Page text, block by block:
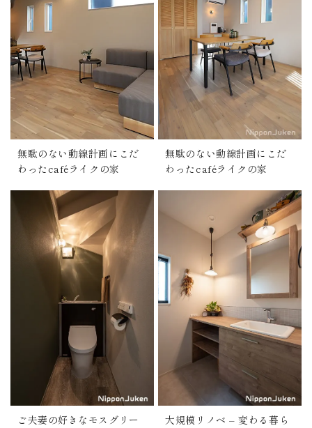
無駄のない動線計画にこだ
わったcaféライクの家
無駄のない動線計画にこだ
わったcaféライクの家
ご夫妻の好きなモスグリー
大規模リノベ – 変わる暮ら